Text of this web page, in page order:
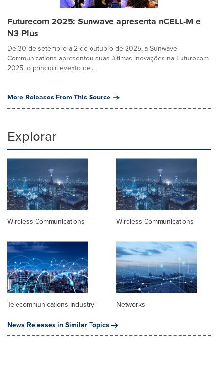
Futurecom 2025: Sunwave apresenta nCELL-M e
N3 Plus
De 30 de setembro a 2 de outubro de 2025, a Sunwave
Communications apresentou suas últimas inovações na Futurecom
2025, o principal evento de...
More Releases From This Source
Explorar
Wireless Communications Wireless Communications
Telecommunications Industry
Networks
News Releases in Similar Topics